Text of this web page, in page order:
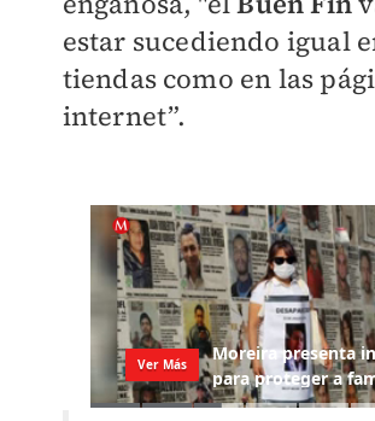
estar sucediendo igual
tiendas como en las
internet”.